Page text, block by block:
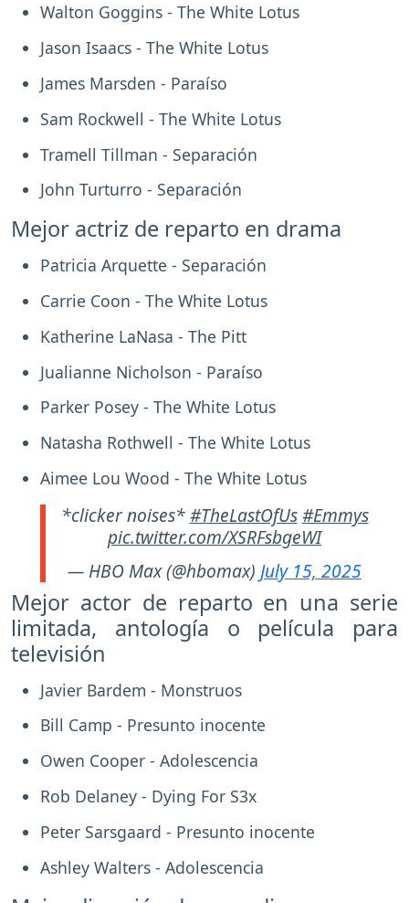
Walton Goggins - The White Lotus
Jason Isaacs - The White Lotus
James Marsden - Paraíso
Sam Rockwell - The White Lotus
Tramell Tillman - Separación
John Turturro - Separación
Mejor actriz de reparto en drama
Patricia Arquette - Separación
Carrie Coon - The White Lotus
Katherine LaNasa - The Pitt
Jualianne Nicholson - Paraíso
Parker Posey - The White Lotus
Natasha Rothwell - The White Lotus
Aimee Lou Wood - The White Lotus
*clicker noises*#TheLastOfUs #Emmys
pic.twitter.com/XSRFsbgeWI
— HBO Max (@hbomax) July 15, 2025
Mejor actor de reparto en una serie
limitada, antología o película para
televisión
Javier Bardem - Monstruos
Bill Camp - Presunto inocente
Owen Cooper - Adolescencia
Rob Delaney - Dying For S3x
Peter Sarsgaard - Presunto inocente
Ashley Walters - Adolescencia